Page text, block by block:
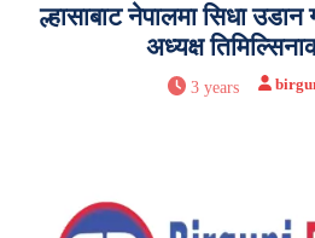
ल्हासाबाट नेपालमा सिधा उडान
अध्यक्ष
3 years